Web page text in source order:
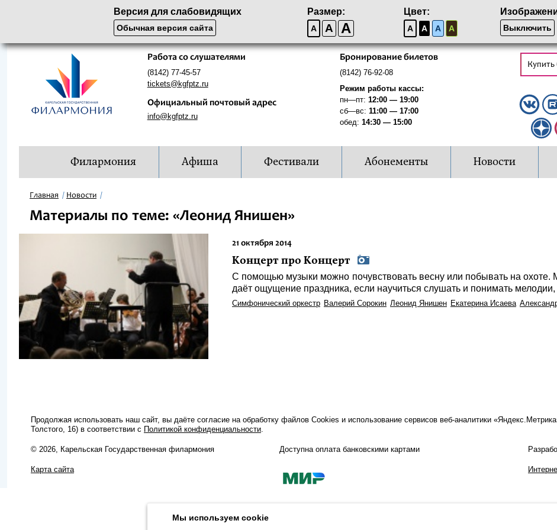
Версия для слабовидящих
Обычная версия сайта
Размер:
A A A
Цвет:
A A A A Выключить
Работа со слушателями
(8142) 77-45-57
tickets@kgfptz.ru
Официальный почтовый адрес
info@kgfptz.ru
Бронирование билетов
(8142) 76-92-08
Режим работы кассы:
пн—пт: 12:00 — 19:00
сб—вс: 11:00 — 17:00
обед: 14:30 — 15:00
Купить
Филармония Афиша Фестивали Абонементы Новости
Главная Новости
Материалы по теме: «Леонид Янишен»
21 октября 2014
Концерт про Концерт
С помощью музыки можно почувствовать весну или побывать на
даёт ощущение праздника, если научиться слушать и понимать
Симфонический оркестр Валерий Сорокин Леонид Янишен Екатерина Исаева
Продолжая использовать наш сайт, вы даёте согласие на обработку файлов Cookies и использование сервисов веб-аналитики
Толстого, 16) в соответствии с Политикой конфиденциальности
© 2026, Карельская Государственная филармония
Карта сайта
Доступна оплата банковскими картами
Мы используем cookie